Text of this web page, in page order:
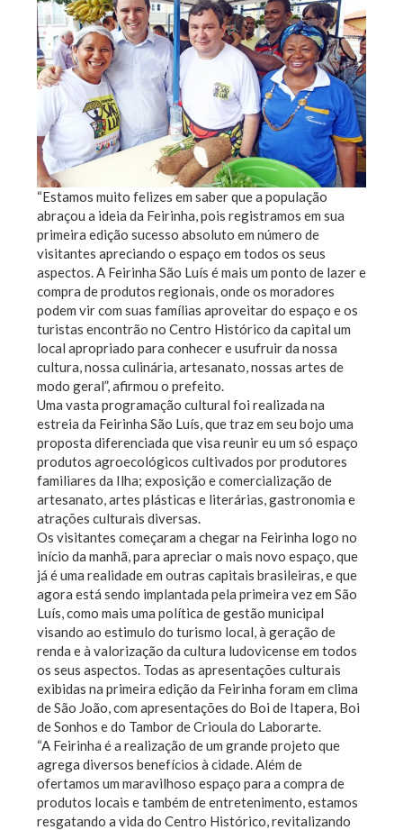
“Estamos muito felizes em saber que a população
abraçou a ideia da Feirinha, pois registramos em sua
primeira edição sucesso absoluto em número de
visitantes apreciando o espaço em todos os seus
aspectos. A Feirinha São Luís é mais um ponto de lazer e
compra de produtos regionais, onde os moradores
podem vir com suas famílias aproveitar do espaço e os
turistas encontrão no Centro Histórico da capital um
local apropriado para conhecer e usufruir da nossa
cultura, nossa culinária, artesanato, nossas artes de
modo geral”, afirmou o prefeito.
Uma vasta programação cultural foi realizada na
estreia da Feirinha São Luís, que traz em seu bojo uma
proposta diferenciada que visa reunir eu um só espaço
produtos agroecológicos cultivados por produtores
familiares da Ilha; exposição e comercialização de
artesanato, artes plásticas e literárias, gastronomia e
atrações culturais diversas.
Os visitantes começaram a chegar na Feirinha logo no
início da manhã, para apreciar o mais novo espaço, que
já é uma realidade em outras capitais brasileiras, e que
agora está sendo implantada pela primeira vez em São
Luís, como mais uma política de gestão municipal
visando ao estimulo do turismo local, à geração de
renda e à valorização da cultura ludovicense em todos
os seus aspectos. Todas as apresentações culturais
exibidas na primeira edição da Feirinha foram em clima
de São João, com apresentações do Boi de Itapera, Boi
de Sonhos e do Tambor de Crioula do Laborarte.
“A Feirinha é a realização de um grande projeto que
agrega diversos benefícios à cidade. Além de
ofertamos um maravilhoso espaço para a compra de
produtos locais e também de entretenimento, estamos
resgatando a vida do Centro Histórico, revitalizando